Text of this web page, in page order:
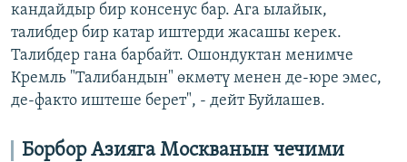
кандайдыр бир консенус бар. Ага ылайык,
талибдер бир катар иштерди жасашы керек.
Талибдер гана барбайт. Ошондуктан менимче
Кремль "Талибандын" өкмөтү менен де-юре эмес,
де-факто иштеше берет", - дейт Буйлашев.
Борбор Азияга Москванын чечими